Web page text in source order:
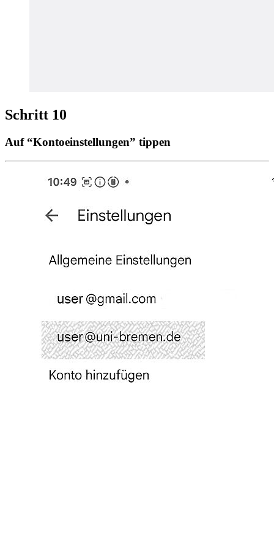
Schritt 10
Auf “Kontoeinstellungen” tippen